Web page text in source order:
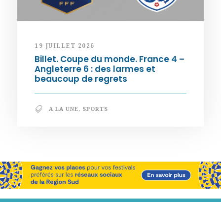
19 JUILLET 2026
Billet. Coupe du monde. France 4 –
Angleterre 6 : des larmes et
beaucoup de regrets
A LA UNE, SPORTS